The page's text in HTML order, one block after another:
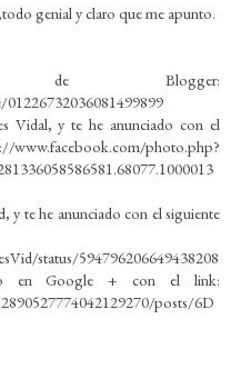
genial y claro que me apunto.
Blogger:
Vidal, y te he anunciado con el
photo.php?
y te he anunciado con el siguiente
status/594796206649438208
en Google + con el link:
posts/6D